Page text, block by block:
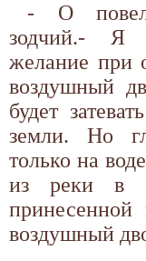
- О
зодчий.- Я
желание при
воздушный
будет
земли. Но
только на
из реки в
воздушный